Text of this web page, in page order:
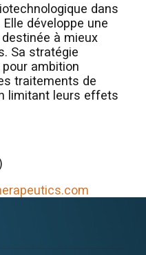
dans
Elle développe une
à mieux
Sa stratégie
ambition
traitements de
limitant leurs effets